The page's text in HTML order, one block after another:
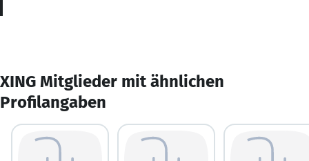
XING Mitglieder mit ähnlichen
Profilangaben